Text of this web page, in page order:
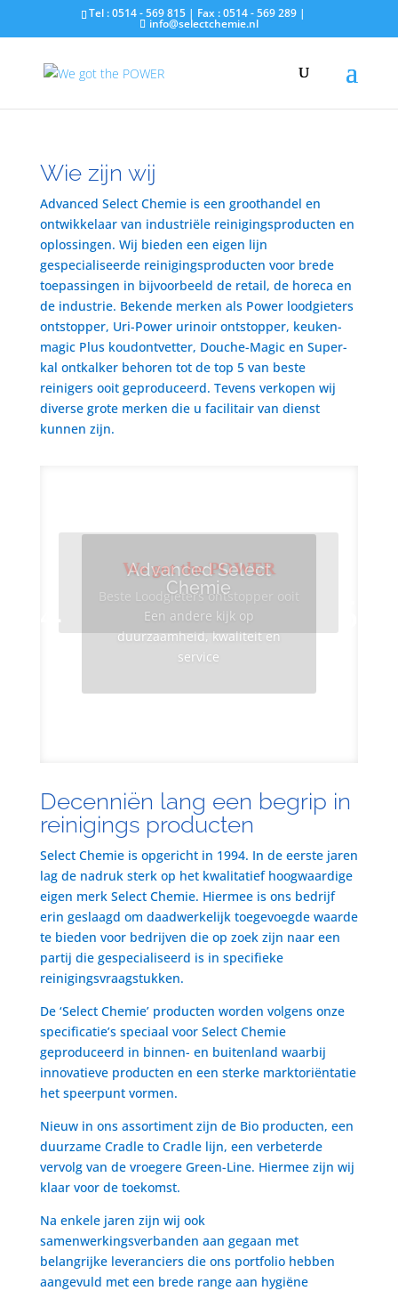
Tel : 0514 - 569 815 | Fax : 0514 - 569 289 |
info@selectchemie.nl
Wie zijn wij
Advanced Select Chemie is een groothandel en
ontwikkelaar van industriële reinigingsproducten en
oplossingen. Wij bieden een eigen lijn
gespecialiseerde reinigingsproducten voor brede
toepassingen in bijvoorbeeld de retail, de horeca en
de industrie. Bekende merken als Power loodgieters
ontstopper, Uri-Power urinoir ontstopper, keuken-
magic Plus koudontvetter, Douche-Magic en Super-
kal ontkalker behoren tot de top 5 van beste
reinigers ooit geproduceerd. Tevens verkopen wij
diverse grote merken die u facilitair van dienst
kunnen zijn.
Advanced Select
Chemie
Een andere kijk op
duurzaamheid, kwaliteit en
service
We got the POWER
Beste Loodgieters ontstopper ooit
Decenniën lang een begrip in
reinigings producten
Select Chemie is opgericht in 1994. In de eerste jaren
lag de nadruk sterk op het kwalitatief hoogwaardige
eigen merk Select Chemie. Hiermee is ons bedrijf
erin geslaagd om daadwerkelijk toegevoegde waarde
te bieden voor bedrijven die op zoek zijn naar een
partij die gespecialiseerd is in specifieke
reinigingsvraagstukken.
De ‘Select Chemie’ producten worden volgens onze
specificatie’s speciaal voor Select Chemie
geproduceerd in binnen- en buitenland waarbij
innovatieve producten en een sterke marktoriëntatie
het speerpunt vormen.
Nieuw in ons assortiment zijn de Bio producten, een
duurzame Cradle to Cradle lijn, een verbeterde
vervolg van de vroegere Green-Line. Hiermee zijn wij
klaar voor de toekomst.
Na enkele jaren zijn wij ook
samenwerkingsverbanden aan gegaan met
belangrijke leveranciers die ons portfolio hebben
aangevuld met een brede range aan hygiëne